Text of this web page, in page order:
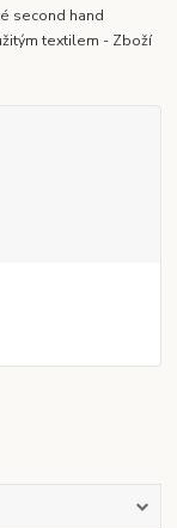
second hand
textilem - Zboží